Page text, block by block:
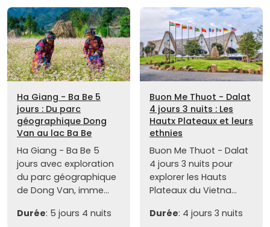
Ha Giang - Ba Be 5
jours : Du parc
géographique Dong
Van au lac Ba Be
Ha Giang - Ba Be 5
jours avec exploration
du parc géographique
de Dong Van, imme...
Durée: 5 jours 4 nuits
Buon Me Thuot - Dalat
4 jours 3 nuits : Les
Hautx Plateaux et leurs
ethnies
Buon Me Thuot - Dalat
4 jours 3 nuits pour
explorer les Hauts
Plateaux du Vietna...
Durée: 4 jours 3 nuits